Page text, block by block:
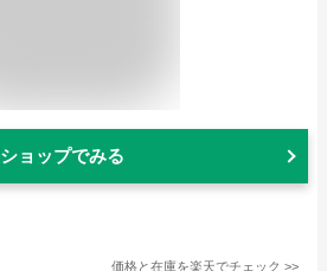
ショップでみる
価格と在庫を楽天でチェック >>